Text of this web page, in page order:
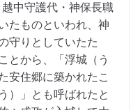
中守護代・神保長職
たものといわれ、神
守りとしていたた
とから、「浮城（う
安住郷に築かれたこ
）」とも呼ばれたと